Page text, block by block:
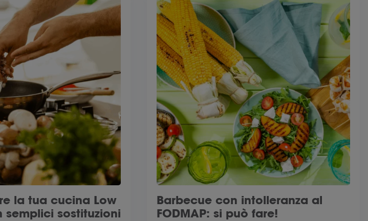
la tua cucina Low
semplici sostituzioni
Barbecue con intolleranza al
FODMAP: si può fare!